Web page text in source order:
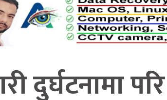
दुर्घटनामा